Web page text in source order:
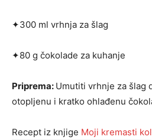
✦300 ml vrhnja za šlag
✦80 g čokolade za kuhanje
Priprema: Umutiti vrhnje za šlag
otopljenu i kratko ohlađenu
Recept iz knjige Moji kremasti